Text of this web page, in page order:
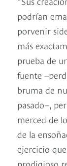
podrían
porvenir
más
prueba de
fuente
bruma de
pasado–,
merced de
de la
ejercicio
prodigioso